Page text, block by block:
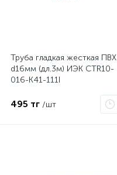
Труба гладкая жесткая ПВХ
d16мм (дл.3м) ИЭК CTR10-
016-K41-111I
495 тг /шт